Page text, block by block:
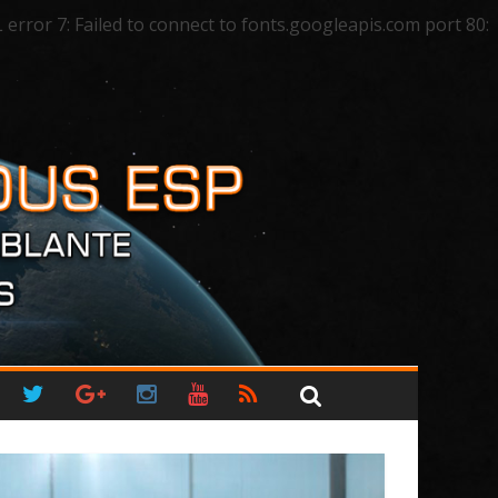
7: Failed to connect to fonts.googleapis.com port 80: